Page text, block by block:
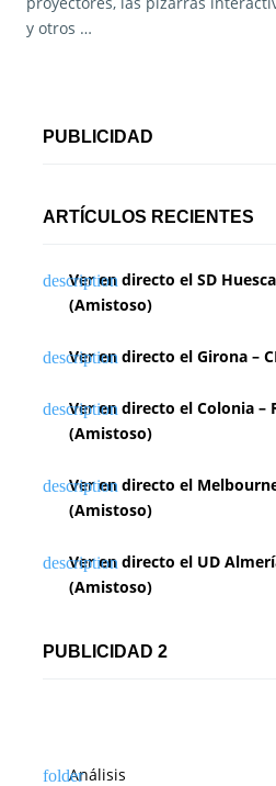
y otros …
PUBLICIDAD
ARTÍCULOS RECIENTES
Ver en directo el SD
(Amistoso)
Ver en directo el Girona –
Ver en directo el Colonia –
(Amistoso)
Ver en directo el
(Amistoso)
Ver en directo el UD
(Amistoso)
PUBLICIDAD 2
Análisis